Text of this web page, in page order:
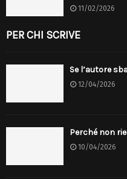
11/02/2026
PER CHI SCRIVE
Se l’autore
12/04/2026
Perché non
10/04/2026